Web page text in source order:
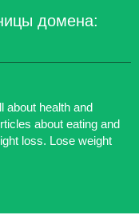
домена:
about health and
about eating and
loss. Lose weight